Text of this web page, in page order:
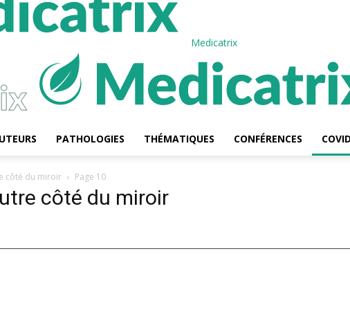
Medicatrix
PATHOLOGIES THÉMATIQUES CONFÉRENCES
côté du miroir Page 10
côté du miroir